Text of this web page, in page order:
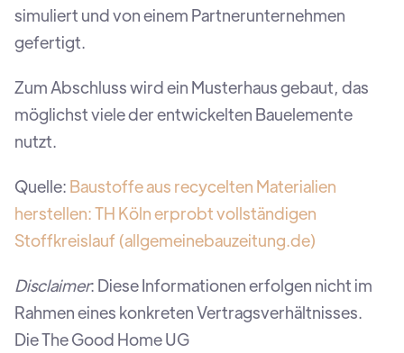
simuliert und von einem Partnerunternehmen
gefertigt.
Zum Abschluss wird ein Musterhaus gebaut, das
möglichst viele der entwickelten Bauelemente
nutzt.
Quelle: Baustoffe aus recycelten Materialien
herstellen: TH Köln erprobt vollständigen
Stoffkreislauf (allgemeinebauzeitung.de)
Disclaimer: Diese Informationen erfolgen nicht im
Rahmen eines konkreten Vertragsverhältnisses.
Die The Good Home UG